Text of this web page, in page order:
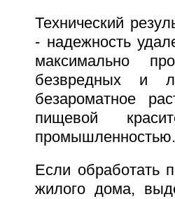
Технический
- надежность
максимально
безвредных и
безароматное
пищевой
промышленностью.
Если обработать
жилого дома,